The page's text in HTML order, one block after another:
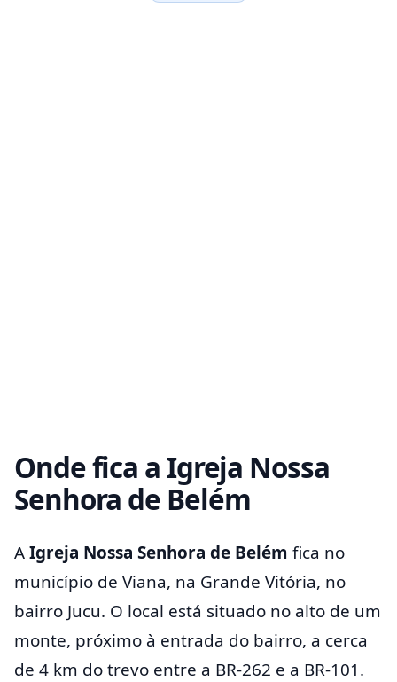
Onde fica a Igreja Nossa
Senhora de Belém
AIgreja Nossa Senhora de Belém fica no
município de Viana, na Grande Vitória, no
bairro Jucu. O local está situado no alto de um
monte, próximo à entrada do bairro, a cerca
de 4 km do trevo entre a BR-262 e a BR-101.